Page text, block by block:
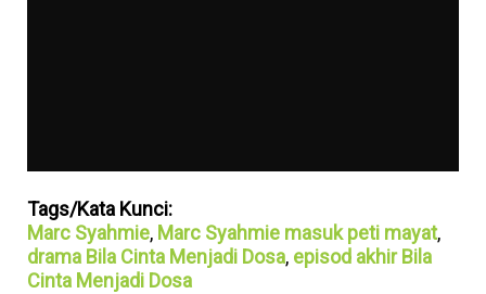
Tags/Kata Kunci:
Marc Syahmie, Marc Syahmie masuk peti mayat,
drama Bila Cinta Menjadi Dosa, episod akhir Bila
Cinta Menjadi Dosa